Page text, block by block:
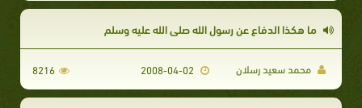
ما هكذا الدفاع عن رسول الله صلى الله عليه وسلم
محمد سعيد رسلان 8216